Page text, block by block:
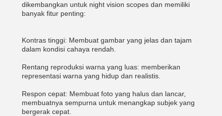
dikembangkan untuk night vision scopes dan memiliki
banyak fitur penting:
Kontras tinggi: Membuat gambar yang jelas dan tajam
dalam kondisi cahaya rendah.
Rentang reproduksi warna yang luas: memberikan
representasi warna yang hidup dan realistis.
Respon cepat: Membuat foto yang halus dan lancar,
membuatnya sempurna untuk menangkap subjek yang
bergerak cepat.